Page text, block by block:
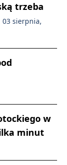
trzeba
03 sierpnia,
w
minut